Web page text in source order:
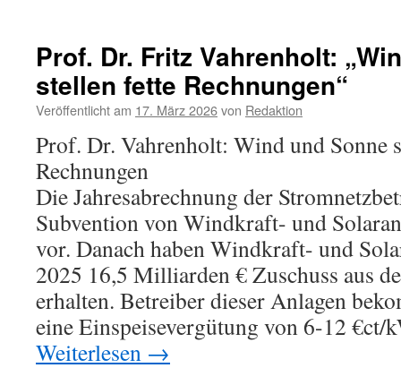
vom
Mitbegründer:
Verzerrungen,
Bevorzugungen
Schwarze
Prof. Dr. Fritz Vahrenholt:
stellen fette Rechnungen“
Veröffentlicht am 17. März 2026von Redaktion
Prof. Dr. Vahrenholt: Wind und Sonne
Rechnungen
Die Jahresabrechnung der
Subvention von Windkraft- und
vor. Danach haben Windkraft- und
2025 16,5 Milliarden € Zuschuss aus
erhalten. Betreiber dieser Anlagen
eine Einspeisevergütung von 6-12 €ct/
Weiterlesen →